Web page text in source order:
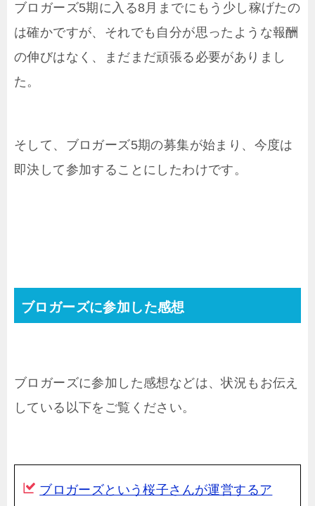
ブロガーズ5期に入る8月までにもう少し稼げたの
は確かですが、それでも自分が思ったような報酬
の伸びはなく、まだまだ頑張る必要がありまし
た。
そして、ブロガーズ5期の募集が始まり、今度は
即決して参加することにしたわけです。
ブロガーズに参加した感想
ブロガーズに参加した感想などは、状況もお伝え
している以下をご覧ください。
ブロガーズという桜子さんが運営するア